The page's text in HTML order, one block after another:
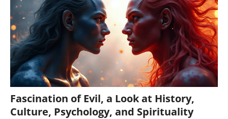
Fascination of Evil, a Look at History,
Culture, Psychology, and Spirituality